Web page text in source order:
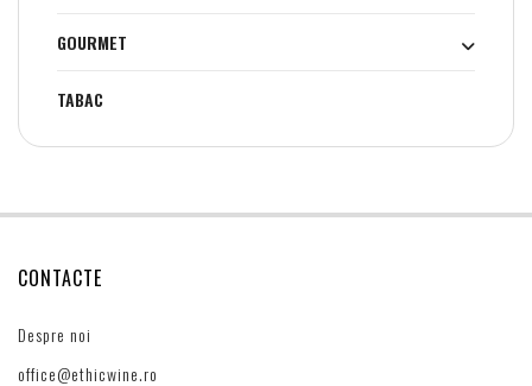
GOURMET
TABAC
CONTACTE
Despre noi
office@ethicwine.ro